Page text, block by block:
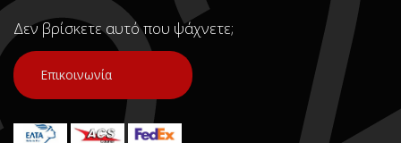
Δεν βρίσκετε αυτό που ψάχνετε;
Επικοινωνία